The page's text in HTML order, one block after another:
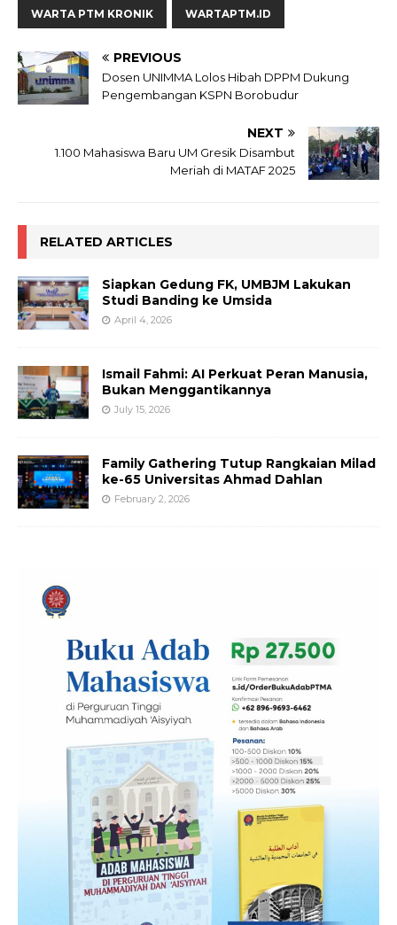
WARTA PTM KRONIK WARTAPTM.ID
PREVIOUS
Dosen UNIMMA Lolos Hibah DPPM Dukung
Pengembangan KSPN Borobudur
NEXT
1.100 Mahasiswa Baru UM Gresik Disambut
Meriah di MATAF 2025
RELATED ARTICLES
Siapkan Gedung FK, UMBJM Lakukan
Studi Banding ke Umsida
April 4, 2026
Ismail Fahmi: AI Perkuat Peran Manusia,
Bukan Menggantikannya
July 15, 2026
Family Gathering Tutup Rangkaian Milad
ke-65 Universitas Ahmad Dahlan
February 2, 2026